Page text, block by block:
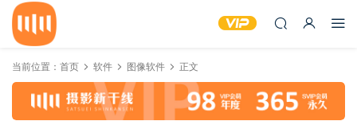
当前位置： 首页 软件 图像软件 正文